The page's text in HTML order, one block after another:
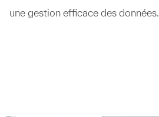
une gestion efficace des données.